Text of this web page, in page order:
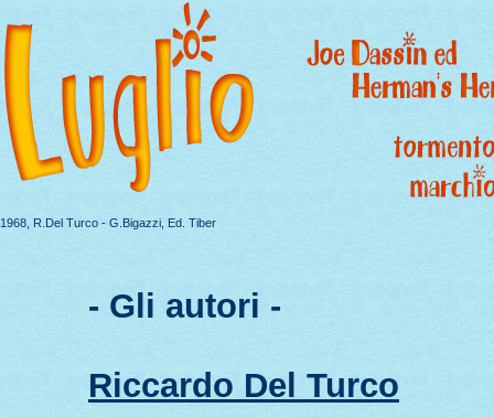
1968, R.Del Turco - G.Bigazzi, Ed. Tiber
- Gli autori -
Riccardo Del Turco